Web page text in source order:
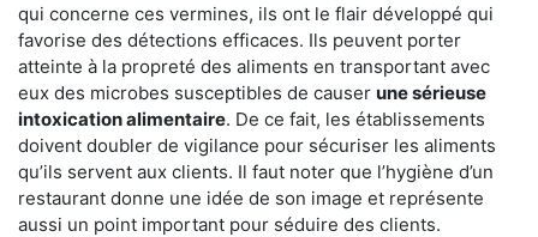
qui concerne ces vermines, ils ont le flair développé qui
favorise des détections efficaces. Ils peuvent porter
atteinte à la propreté des aliments en transportant avec
eux des microbes susceptibles de causer une sérieuse
intoxication alimentaire. De ce fait, les établissements
doivent doubler de vigilance pour sécuriser les aliments
qu’ils servent aux clients. Il faut noter que l’hygiène d’un
restaurant donne une idée de son image et représente
aussi un point important pour séduire des clients.